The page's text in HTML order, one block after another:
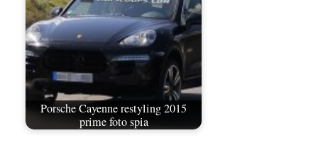
Porsche Cayenne restyling 2015
prime foto spia